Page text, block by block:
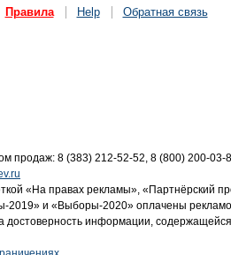
Правила Help Обратная связь
продаж: 8 (383) 212-52-52, 8 (800) 200-03-
«На правах рекламы», «Партнёрский
2019» и «Выборы-2020» оплачены
достоверность информации,